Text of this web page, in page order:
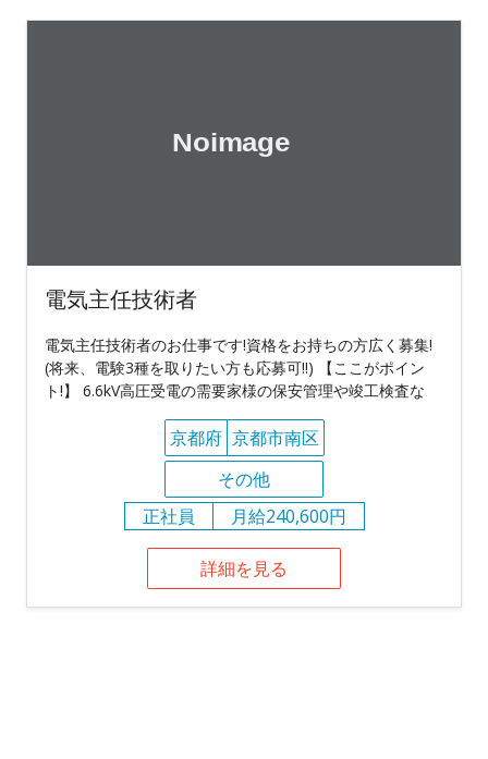
電気主任技術者
電気主任技術者のお仕事です!資格をお持ちの方広く募集!
(将来、電験3種を取りたい方も応募可!!) 【ここがポイン
ト!】 6.6kV高圧受電の需要家様の保安管理や竣工検査な
京都府 京都市南区
その他
正社員
月給240,600円
詳細を見る